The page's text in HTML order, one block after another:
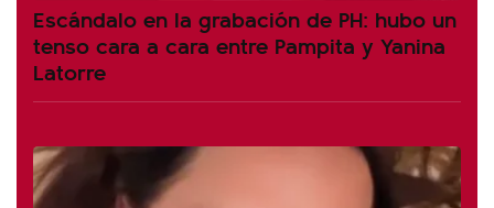
Escándalo en la grabación de PH: hubo un
tenso cara a cara entre Pampita y Yanina
Latorre